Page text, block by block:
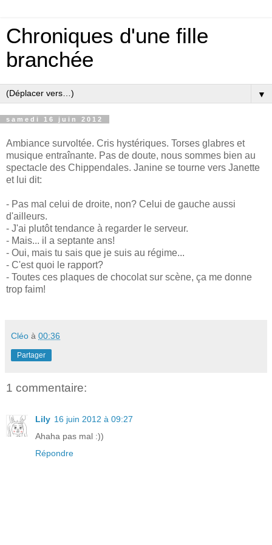
Chroniques d'une fille
branchée
▼
samedi 16 juin 2012
Ambiance survoltée. Cris hystériques. Torses glabres et
musique entraînante. Pas de doute, nous sommes bien au
spectacle des Chippendales. Janine se tourne vers Janette
et lui dit:
- Pas mal celui de droite, non? Celui de gauche aussi
d'ailleurs.
- J'ai plutôt tendance à regarder le serveur.
- Mais... il a septante ans!
- Oui, mais tu sais que je suis au régime...
- C'est quoi le rapport?
- Toutes ces plaques de chocolat sur scène, ça me donne
trop faim!
Cléo à 00:36
Partager
1 commentaire:
Lily 16 juin 2012 à 09:27
Ahaha pas mal :))
Répondre